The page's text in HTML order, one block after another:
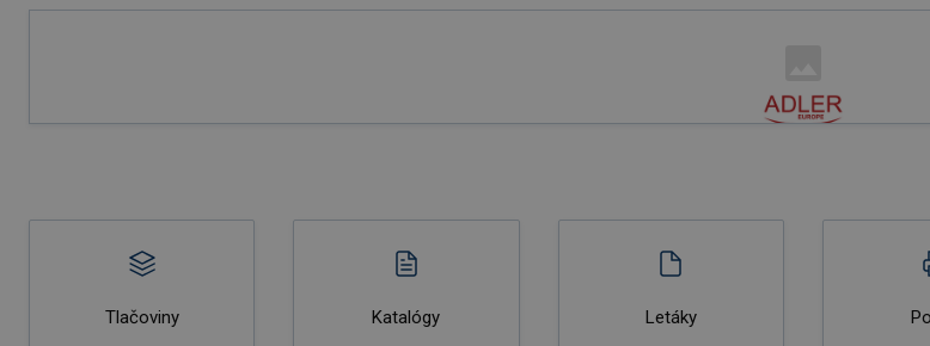
Tlačoviny Katalógy Letáky